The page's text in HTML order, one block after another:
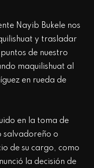
Nayib Bukele nos
y trasladar
de nuestro
maquilishuat al
en rueda de
en la toma de
salvadoreño o
de su cargo, como
la decisión de